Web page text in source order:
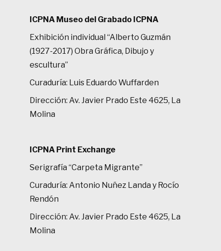
ICPNA Museo del Grabado ICPNA
Exhibición individual “Alberto Guzmán
(1927-2017) Obra Gráfica, Dibujo y
escultura”
Curaduría: Luis Eduardo Wuffarden
Dirección: Av. Javier Prado Este 4625, La
Molina
ICPNA Print Exchange
Serigrafía “Carpeta Migrante”
Curaduría: Antonio Nuñez Landa y Rocío
Rendón
Dirección: Av. Javier Prado Este 4625, La
Molina